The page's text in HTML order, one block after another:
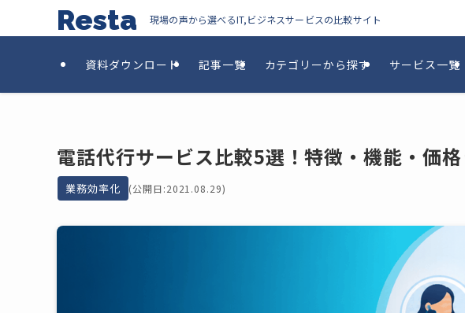
Resta 現場の声から選べるIT,ビジネスサービスの比較サイト
資料ダウンロード 記事一覧 カテゴリーから探す サービス一覧
電話代行サービス比較5選！特徴・機能・価格
業務効率化 (公開日:2021.08.29)